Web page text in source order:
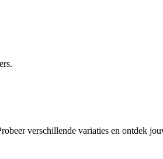
verschillende variaties en ontdek